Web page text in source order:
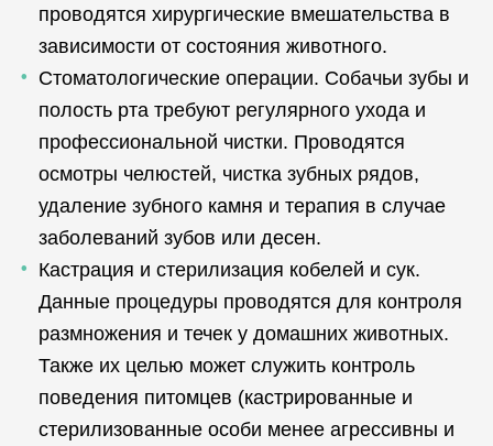
проводятся хирургические вмешательства в
зависимости от состояния животного.
Стоматологические операции. Собачьи зубы и
полость рта требуют регулярного ухода и
профессиональной чистки. Проводятся
осмотры челюстей, чистка зубных рядов,
удаление зубного камня и терапия в случае
заболеваний зубов или десен.
Кастрация и стерилизация кобелей и сук.
Данные процедуры проводятся для контроля
размножения и течек у домашних животных.
Также их целью может служить контроль
поведения питомцев (кастрированные и
стерилизованные особи менее агрессивны и